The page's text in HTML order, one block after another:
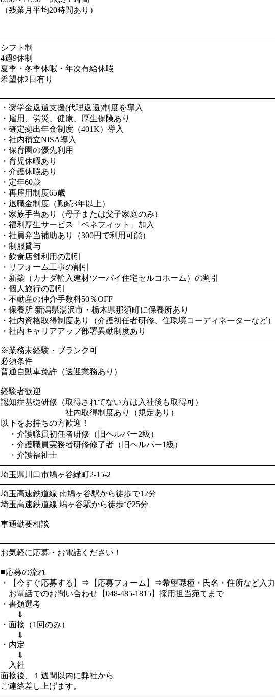
（残業月平均20時間あり）
シフト制
4週9休制
夏季・冬季休暇・年次有給休暇
希望休2日有り
・奨学金返還支援(代理返還)制度を導入
・雇用、労災、健康、厚生保険あり
・確定拠出年金制度（401K）導入
・社内積立NISA導入
・保育園の優先利用
・育児休暇あり
・介護休暇あり
・定年60歳
・再雇用制度65歳
・退職金制度（勤続3年以上）
・家族手当あり（母子または父子家庭のみ）
・福利厚生サービス「ベネフィット」加入
・社員弁当補助あり（300円で利用可能）
・制服貸与
・飲食店舗利用の割引
・リフォーム工事の割引
・新築（カナダ輸入建材ツーバイ住宅セルコホーム）の割引
・個人旅行の割引
・不動産の仲介手数料50％OFF
・保養所 新潟県湯沢市・栃木県那須町に保養所あり
・社内資格取得制度あり（介護初任者研修、住環境コーディネーターなど）
・社内キャリアアップ部署異動制度あり
※業務未経験・ブランク可
必須条件
普通自動車免許（送迎業務あり）
経験者歓迎
認知症基礎研修（取得されてない方は入社後も取得可）
社内取得制度あり（規定あり）
以下をお持ちの方歓迎！
・介護職員初任者研修（旧ヘルパー2級）
・介護職員実務者研修修了者（旧ヘルパー1級）
・介護福祉士
埼玉県川口市鳩ヶ谷緑町2-15-2
埼玉高速鉄道線 南鳩ヶ谷駅から徒歩で12分
埼玉高速鉄道線 鳩ヶ谷駅から徒歩で25分
車通勤要相談
お気軽に応募・お電話ください！
■応募の流れ
・【今すぐ応募する】⇒【応募フォーム】⇒希望職種・氏名・住所など入力
お電話でのお問い合わせ【048-485-1815】採用担当宛てまで
・書類選考
⇓
・面接（1回のみ）
⇓
・内定
⇓
入社
面接後、１週間以内に弊社から
ご連絡差し上げます。